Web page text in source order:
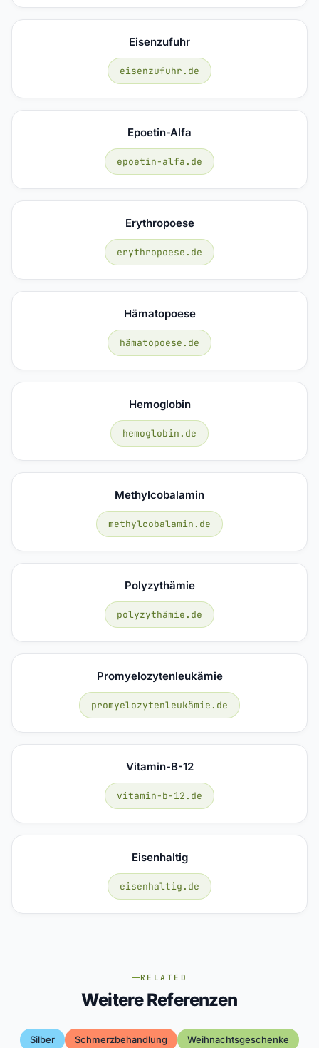
Eisenzufuhr
eisenzufuhr.de
Epoetin-Alfa
epoetin-alfa.de
Erythropoese
erythropoese.de
Hämatopoese
hämatopoese.de
Hemoglobin
hemoglobin.de
Methylcobalamin
methylcobalamin.de
Polyzythämie
polyzythämie.de
Promyelozytenleukämie
promyelozytenleukämie.de
Vitamin-B-12
vitamin-b-12.de
Eisenhaltig
eisenhaltig.de
RELATED
Weitere Referenzen
Silber Schmerzbehandlung Weihnachtsgeschenke